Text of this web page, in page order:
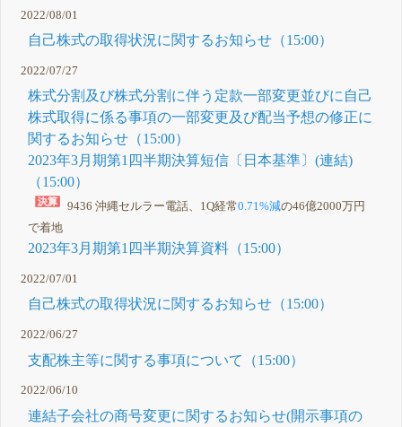
2022/08/01
自己株式の取得状況に関するお知らせ（15:00）
2022/07/27
株式分割及び株式分割に伴う定款一部変更並びに自己
株式取得に係る事項の一部変更及び配当予想の修正に
関するお知らせ（15:00）
2023年3月期第1四半期決算短信〔日本基準〕(連結)
（15:00）
9436 沖縄セルラー電話、1Q経常0.71%減の46億2000万円
で着地
2023年3月期第1四半期決算資料（15:00）
2022/07/01
自己株式の取得状況に関するお知らせ（15:00）
2022/06/27
支配株主等に関する事項について（15:00）
2022/06/10
連結子会社の商号変更に関するお知らせ(開示事項の